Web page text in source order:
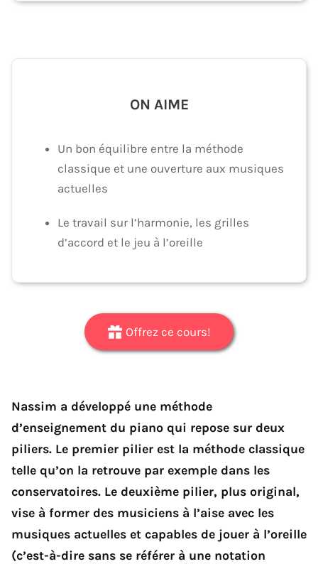
Nassim a développé une méthode
d’enseignement du piano qui repose sur deux
piliers. Le premier pilier est la méthode classique
telle qu’on la retrouve par exemple dans les
conservatoires. Le deuxième pilier, plus original,
vise à former des musiciens à l’aise avec les
musiques actuelles et capables de jouer à l’oreille
(c’est-à-dire sans se référer à une notation
ON AIME
Un bon équilibre entre la méthode
classique et une ouverture aux musiques
actuelles
Le travail sur l’harmonie, les grilles
d’accord et le jeu à l’oreille
Offrez ce cours!